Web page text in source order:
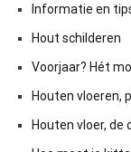
Informatie en
Hout schilderen
Voorjaar? Hét
Houten vloeren,
Houten vloer, de